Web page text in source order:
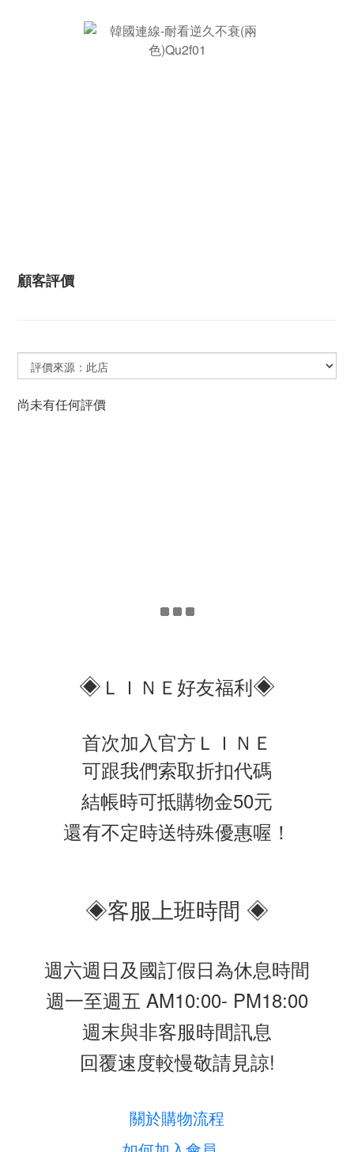
顧客評價
尚未有任何評價
◈ ＬＩＮＥ好友福利◈
首次加入官方ＬＩＮＥ
可跟我們索取折扣代碼
結帳時可抵購物金50元
還有不定時送特殊優惠喔！
◈客服上班時間 ◈
週六週日及國訂假日為休息時間
週一至週五 AM10:00- PM18:00
週末與非客服時間訊息
回覆速度較慢敬請見諒!
關於購物流程